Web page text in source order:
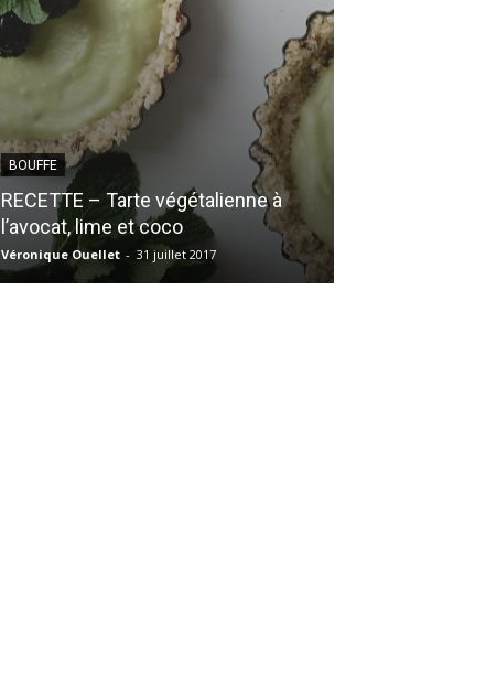
BOUFFE
RECETTE – Tarte végétalienne à
l’avocat, lime et coco
Véronique Ouellet - 31 juillet 2017